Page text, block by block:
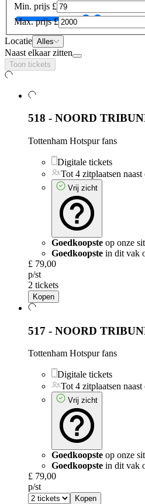
Min. prijs £
Max. prijs £
Locatie Alles
Naast elkaar zitten
Toon tickets
518 - NOORD
Tottenham Hotspur fans
Digitale tickets
Tot 4 zitplaatsen naast
Vrij zicht
Goedkoopste op onze
Goedkoopste in dit vak
£ 79,00
p/st
2 tickets
Kopen
517 - NOORD
Tottenham Hotspur fans
Digitale tickets
Tot 4 zitplaatsen naast
Vrij zicht
Goedkoopste op onze
Goedkoopste in dit vak
£ 79,00
p/st
Kopen